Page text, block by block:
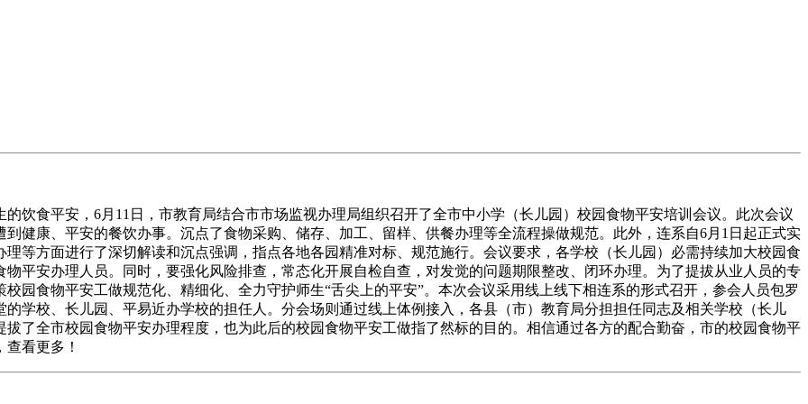
食平安，6月11日，市教育局结合市市场监视办理局组织召开了全市中小学（长儿园）校园食物平安培训会议。此次会议
健康、平安的餐饮办事。沉点了食物采购、储存、加工、留样、供餐办理等全流程操做规范。此外，连系自6月1日起正式实
等方面进行了深切解读和沉点强调，指点各地各园精准对标、规范施行。会议要求，各学校（长儿园）必需持续加大校园食
平安办理人员。同时，要强化风险排查，常态化开展自检自查，对发觉的问题期限整改、闭环办理。为了提拔从业人员的专
园食物平安工做规范化、精细化、全力守护师生“舌尖上的平安”。本次会议采用线上线下相连系的形式召开，参会人员包罗
学校、长儿园、平易近办学校的担任人。分会场则通过线上体例接入，各县（市）教育局分担担任同志及相关学校（长儿
了全市校园食物平安办理程度，也为此后的校园食物平安工做指了然标的目的。相信通过各方的配合勤奋，市的校园食物平
看更多！